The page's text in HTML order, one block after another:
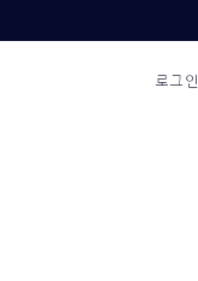
로그인